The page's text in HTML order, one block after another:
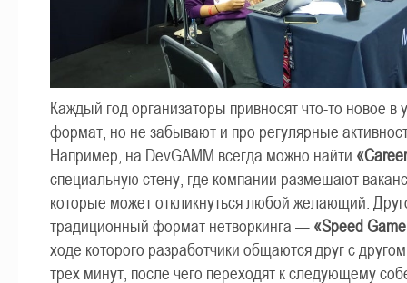
Каждый год организаторы привносят что-то новое в
формат, но не забывают и про регулярные
Например, на DevGAMM всегда можно найти
специальную стену, где компании размешают
которые может откликнуться любой желающий.
традиционный формат нетворкинга — «Speed
ходе которого разработчики общаются друг с
трех минут, после чего переходят к следующему